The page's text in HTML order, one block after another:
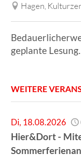
Hagen,
geplante Lesung.
WEITERE
Di, 18.08.2026
Hier&Dort -